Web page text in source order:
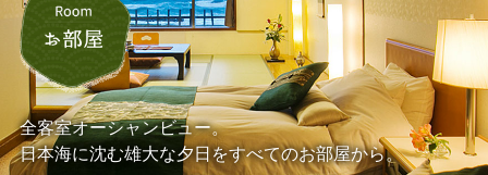
全客室オーシャンビュー。
日本海に沈む雄大な夕日をすべてのお部屋から。